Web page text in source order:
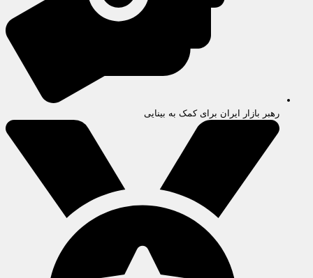
رهبر بازار ایران برای کمک به بینایی